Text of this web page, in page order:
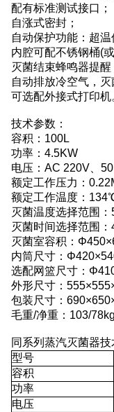
配有标准测试接口；
自涨式密封；
自动保护功能：超
内腔可配不锈钢桶(
灭菌结束蜂鸣器提
自动排放冷空气，
可选配外接式打印机
技术参数：
容积：100L
功率：4.5KW
电压：AC 220V、
额定工作压力：
额定工作温度：
灭菌温度选择范围
灭菌时间选择范围
灭菌室容积：
内筒尺寸：
选配网篮尺寸：
外形尺寸：
包装尺寸：
毛重/净重：103/
同系列蒸汽灭菌器
型号
容积
功率
电压